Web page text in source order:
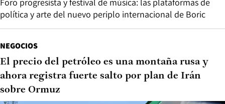
política y arte del nuevo periplo internacional de Boric
NEGOCIOS
El precio del petróleo es una montaña rusa y
ahora registra fuerte salto por plan de Irán
sobre Ormuz